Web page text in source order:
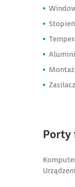
Montaż
Porty